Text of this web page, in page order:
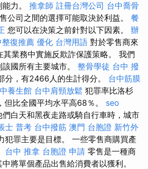
力。 推拿師 註冊台灣公司 台中喬骨
公司之間的選擇可能取決於利益。 餐
您可以在決策之前針對以下因素。 辦
整復推薦 優化 台灣用語 對於零售商來
業務中實施反欺詐保護策略。 我們
國所有主要城市。 整骨學徒 台中 撥
分，有2466人的生計得分。 台中筋膜
養生館 台中肩頸放鬆 犯罪率比洛杉
比全國平均水平高68％。 seo
們白天和黑夜走路或騎自行車時，城市
士 普考 台中撥筋 澳門 台胞證 新竹外
犯罪主要是目標。 一些零售商購買產
台中 推拿 台胞證 申請 零售是一種商
將單個產品出售給消費者以獲利。